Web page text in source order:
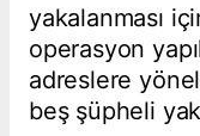
yakalanması
operasyon
adreslere
beş şüpheli